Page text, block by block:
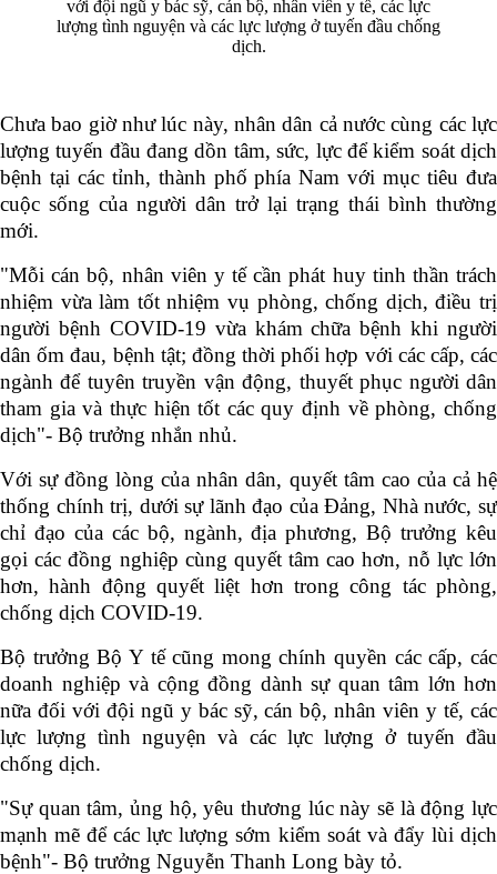
với đội ngũ y bác sỹ, cán bộ, nhân viên y tế, các lực
lượng tình nguyện và các lực lượng ở tuyến đầu chống
dịch.
Chưa bao giờ như lúc này, nhân dân cả nước cùng các lực
lượng tuyến đầu đang dồn tâm, sức, lực để kiểm soát dịch
bệnh tại các tỉnh, thành phố phía Nam với mục tiêu đưa
cuộc sống của người dân trở lại trạng thái bình thường
mới.
"Mỗi cán bộ, nhân viên y tế cần phát huy tinh thần trách
nhiệm vừa làm tốt nhiệm vụ phòng, chống dịch, điều trị
người bệnh COVID-19 vừa khám chữa bệnh khi người
dân ốm đau, bệnh tật; đồng thời phối hợp với các cấp, các
ngành để tuyên truyền vận động, thuyết phục người dân
tham gia và thực hiện tốt các quy định về phòng, chống
dịch"- Bộ trưởng nhắn nhủ.
Với sự đồng lòng của nhân dân, quyết tâm cao của cả hệ
thống chính trị, dưới sự lãnh đạo của Đảng, Nhà nước, sự
chỉ đạo của các bộ, ngành, địa phương, Bộ trưởng kêu
gọi các đồng nghiệp cùng quyết tâm cao hơn, nỗ lực lớn
hơn, hành động quyết liệt hơn trong công tác phòng,
chống dịch COVID-19.
Bộ trưởng Bộ Y tế cũng mong chính quyền các cấp, các
doanh nghiệp và cộng đồng dành sự quan tâm lớn hơn
nữa đối với đội ngũ y bác sỹ, cán bộ, nhân viên y tế, các
lực lượng tình nguyện và các lực lượng ở tuyến đầu
chống dịch.
"Sự quan tâm, ủng hộ, yêu thương lúc này sẽ là động lực
mạnh mẽ để các lực lượng sớm kiểm soát và đẩy lùi dịch
bệnh"- Bộ trưởng Nguyễn Thanh Long bày tỏ.